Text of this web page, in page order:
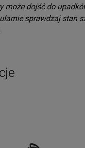
może dojść do
sprawdzaj stan